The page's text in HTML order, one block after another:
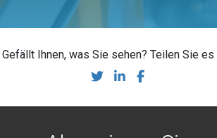
Gefällt Ihnen, was Sie sehen? Teilen Sie es
Share on Twitter
Share on LinkedIn
Share on